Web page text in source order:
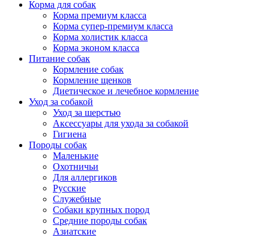
Корма для собак
Корма премиум класса
Корма супер-премиум класса
Корма холистик класса
Корма эконом класса
Питание собак
Кормление собак
Кормление щенков
Диетическое и лечебное кормление
Уход за собакой
Уход за шерстью
Аксессуары для ухода за собакой
Гигиена
Породы собак
Маленькие
Охотничьи
Для аллергиков
Русские
Служебные
Собаки крупных пород
Средние породы собак
Азиатские